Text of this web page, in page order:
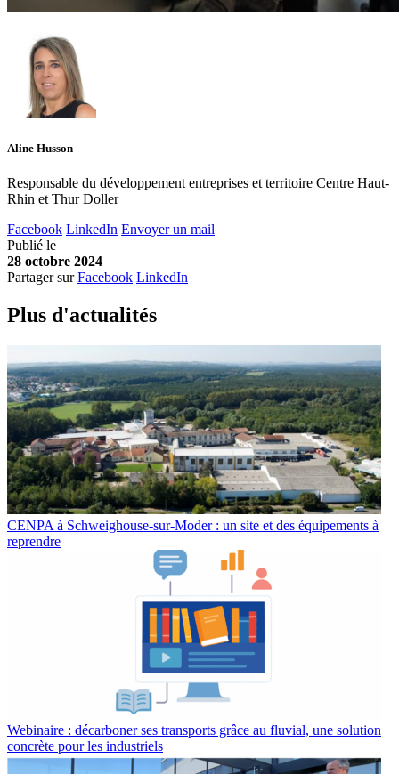
Aline Husson
Responsable du développement entreprises et territoire Centre Haut-
Rhin et Thur Doller
Facebook LinkedIn Envoyer un mail
Publié le
28 octobre 2024
Partager sur Facebook LinkedIn
Plus d'actualités
CENPA à Schweighouse-sur-Moder : un site et des équipements à
reprendre
Webinaire : décarboner ses transports grâce au fluvial, une solution
concrète pour les industriels